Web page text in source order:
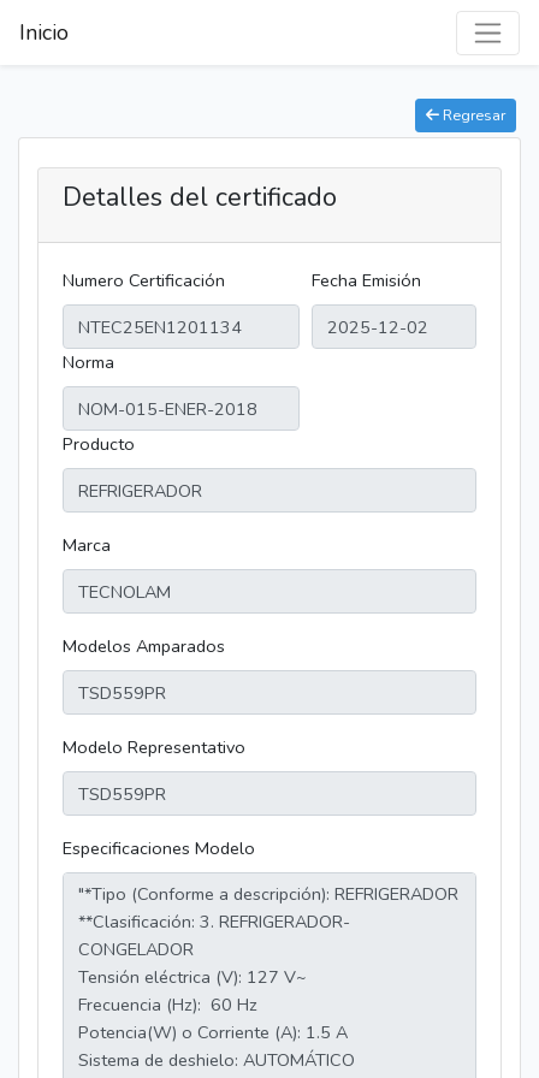
Inicio
Regresar
Detalles del certificado
Numero Certificación Fecha Emisión
Norma
Producto
Marca
Modelos Amparados
Modelo Representativo
Especificaciones Modelo